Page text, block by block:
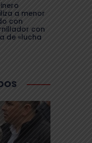
a menor
con
con
de «lucha